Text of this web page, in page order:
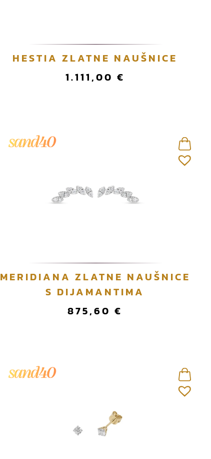
HESTIA ZLATNE NAUŠNICE
1.111,00 €
MERIDIANA ZLATNE NAUŠNICE
S DIJAMANTIMA
875,60 €